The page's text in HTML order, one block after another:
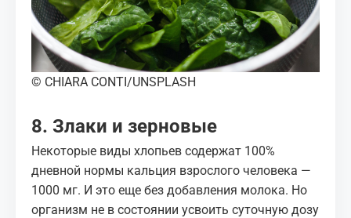
© CHIARA CONTI/UNSPLASH
8. Злаки и зерновые
Некоторые виды хлопьев содержат 100%
дневной нормы кальция взрослого человека —
1000 мг. И это еще без добавления молока. Но
организм не в состоянии усвоить суточную дозу